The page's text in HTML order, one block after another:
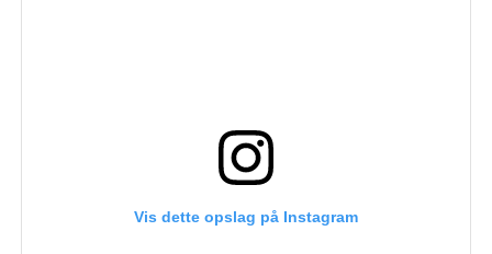
Vis dette opslag på Instagram